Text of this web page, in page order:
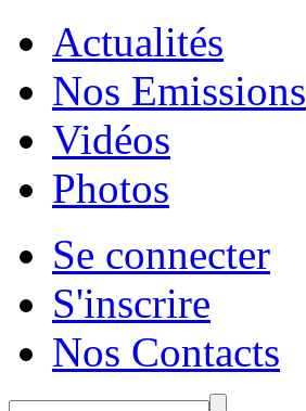
Actualités
Nos Emissions
Vidéos
Photos
Se connecter
S'inscrire
Nos Contacts